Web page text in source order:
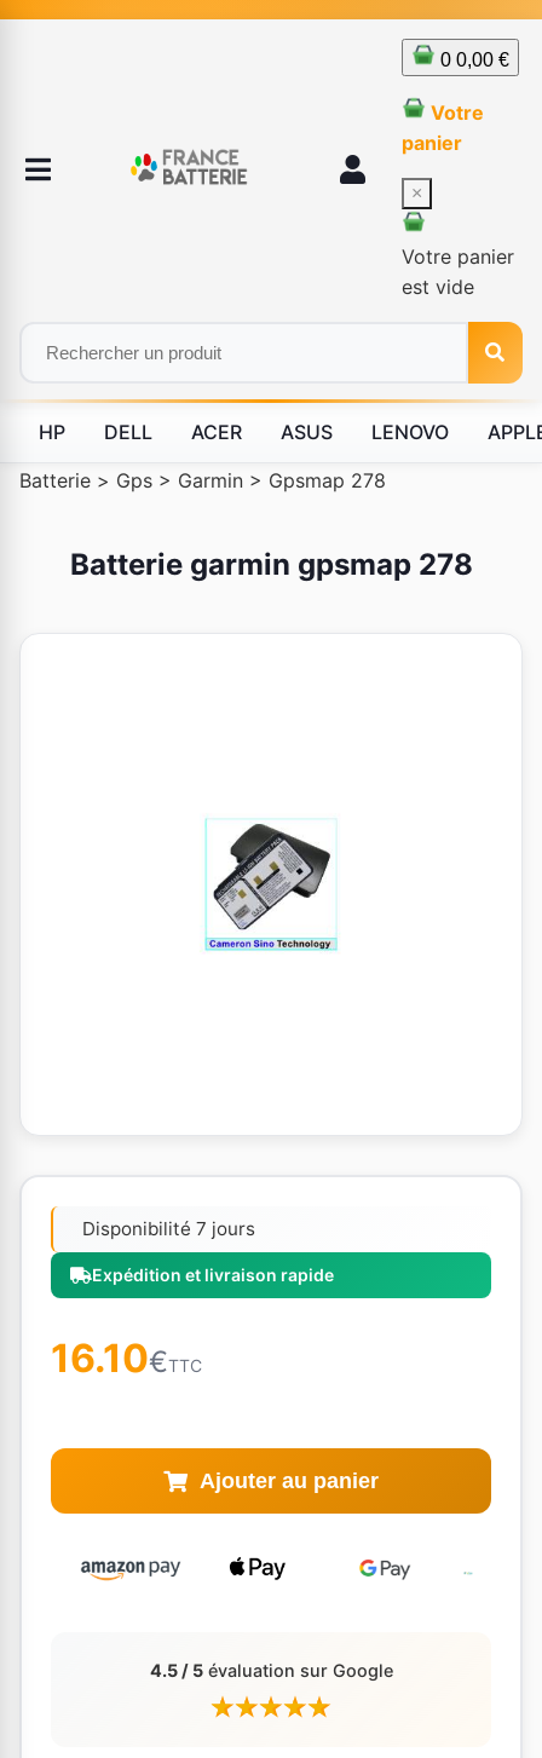
0 0,00 €
Votre
panier
×
Votre panier
est vide
HP DELL ACER ASUS LENOVO
Batterie > Gps > Garmin > Gpsmap 278
Batterie garmin gpsmap 278
Expédition et livraison rapide
Disponibilité 7 jours
16.10€TTC
Ajouter au panier
4.5 / 5évaluation sur Google